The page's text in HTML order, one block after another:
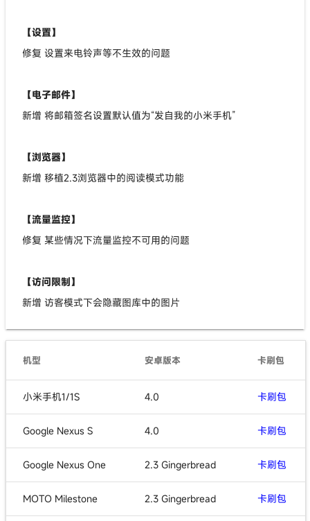
【设置】
修复 设置来电铃声等不生效的问题
【电子邮件】
新增 将邮箱签名设置默认值为“发自我的小米手机”
【浏览器】
新增 移植2.3浏览器中的阅读模式功能
【流量监控】
修复 某些情况下流量监控不可用的问题
【访问限制】
新增 访客模式下会隐藏图库中的图片
机型 安卓版本 卡刷包
小米手机1/1S 4.0 卡刷包
Google Nexus S 4.0 卡刷包
Google Nexus One 2.3 Gingerbread 卡刷包
MOTO Milestone 2.3 Gingerbread 卡刷包